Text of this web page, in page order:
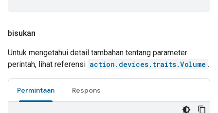
bisukan
Untuk mengetahui detail tambahan tentang parameter
perintah, lihat referensi action.devices.traits.Volume .
Permintaan Respons